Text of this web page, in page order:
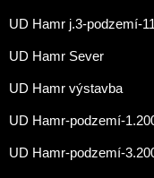
UD Hamr j.3-podzemí-
UD Hamr Sever
UD Hamr výstavba
UD Hamr-podzemí-
UD Hamr-podzemí-